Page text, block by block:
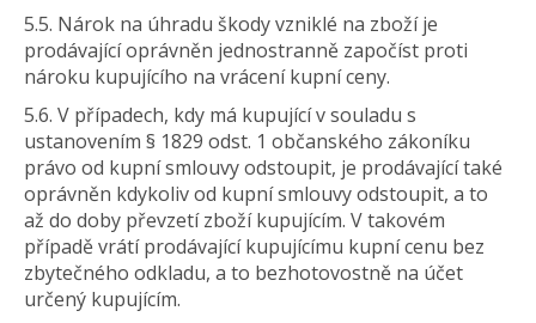
5.5. Nárok na úhradu škody vzniklé na zboží je
prodávající oprávněn jednostranně započíst proti
nároku kupujícího na vrácení kupní ceny.
5.6. V případech, kdy má kupující v souladu s
ustanovením § 1829 odst. 1 občanského zákoníku
právo od kupní smlouvy odstoupit, je prodávající také
oprávněn kdykoliv od kupní smlouvy odstoupit, a to
až do doby převzetí zboží kupujícím. V takovém
případě vrátí prodávající kupujícímu kupní cenu bez
zbytečného odkladu, a to bezhotovostně na účet
určený kupujícím.